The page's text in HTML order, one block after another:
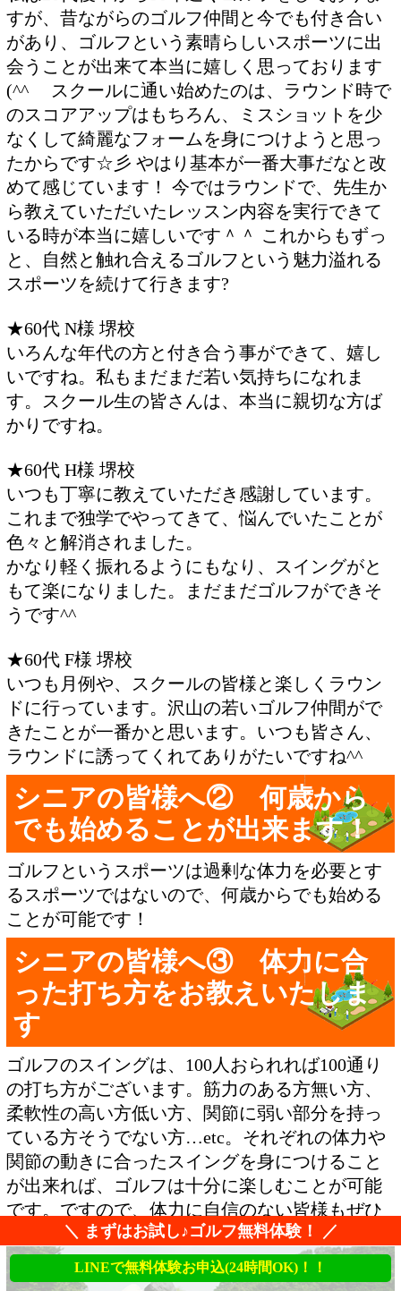
すが、昔ながらのゴルフ仲間と今でも付き合い
があり、ゴルフという素晴らしいスポーツに出
会うことが出来て本当に嬉しく思っております
(^^ゞ スクールに通い始めたのは、ラウンド時で
のスコアアップはもちろん、ミスショットを少
なくして綺麗なフォームを身につけようと思っ
たからです☆彡 やはり基本が一番大事だなと改
めて感じています！ 今ではラウンドで、先生か
ら教えていただいたレッスン内容を実行できて
いる時が本当に嬉しいです＾＾ これからもずっ
と、自然と触れ合えるゴルフという魅力溢れる
スポーツを続けて行きます?
★60代 N様 堺校
いろんな年代の方と付き合う事ができて、嬉し
いですね。私もまだまだ若い気持ちになれま
す。スクール生の皆さんは、本当に親切な方ば
かりですね。
★60代 H様 堺校
いつも丁寧に教えていただき感謝しています。
これまで独学でやってきて、悩んでいたことが
色々と解消されました。
かなり軽く振れるようにもなり、スイングがと
もて楽になりました。まだまだゴルフができそ
うです^^
★60代 F様 堺校
いつも月例や、スクールの皆様と楽しくラウン
ドに行っています。沢山の若いゴルフ仲間がで
きたことが一番かと思います。いつも皆さん、
ラウンドに誘ってくれてありがたいですね^^
シニアの皆様へ② 何歳から
でも始めることが出来ます！
ゴルフというスポーツは過剰な体力を必要とす
るスポーツではないので、何歳からでも始める
ことが可能です！
シニアの皆様へ③ 体力に合
った打ち方をお教えいたしま
す
ゴルフのスイングは、100人おられれば100通り
の打ち方がございます。筋力のある方無い方、
柔軟性の高い方低い方、関節に弱い部分を持っ
ている方そうでない方…etc。それぞれの体力や
関節の動きに合ったスイングを身につけること
が出来れば、ゴルフは十分に楽しむことが可能
です。ですので、体力に自信のない皆様もぜひ
遠慮無くチャレンジいただければと思います！
＼ まずはお試し♪ゴルフ無料体験！ ／
LINEで無料体験お申込(24時間OK)！！